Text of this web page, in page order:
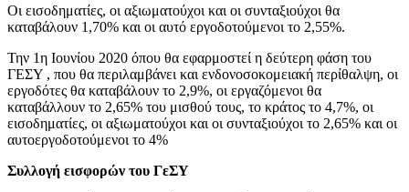
Οι εισοδηματίες, οι αξιωματούχοι και οι συνταξιούχοι θα
καταβάλουν 1,70% και οι αυτό εργοδοτούμενοι το 2,55%.
Την 1η Ιουνίου 2020 όπου θα εφαρμοστεί η δεύτερη φάση του
ΓΕΣΥ , που θα περιλαμβάνει και ενδονοσοκομειακή περίθαλψη, οι
εργοδότες θα καταβάλουν το 2,9%, οι εργαζόμενοι θα
καταβάλλουν το 2,65% του μισθού τους, το κράτος το 4,7%, οι
εισοδηματίες, οι αξιωματούχοι και οι συνταξιούχοι το 2,65% και οι
αυτoεργοδοτούμενοι το 4%
Συλλογή εισφορών του ΓεΣΥ